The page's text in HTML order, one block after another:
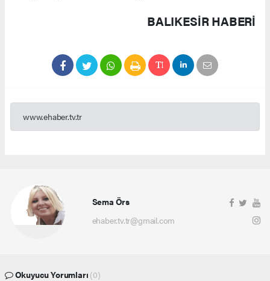
BALIKESIR HABERİ
www.ehaber.tv.tr
Sema Örs
ehaber.tv.tr@gmail.com
Okuyucu Yorumları (0)